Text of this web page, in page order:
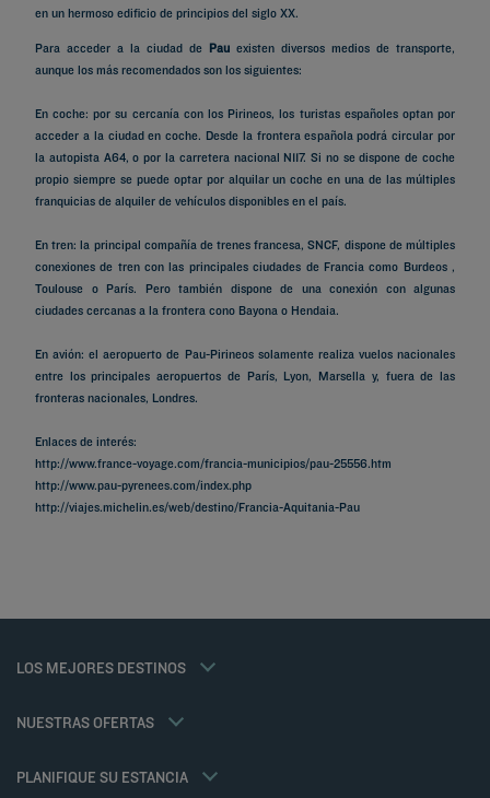
en un hermoso edificio de principios del siglo XX.
Para acceder a la ciudad de Pau existen diversos medios de transporte,
aunque los más recomendados son los siguientes:
En coche: por su cercanía con los Pirineos, los turistas españoles optan por
acceder a la ciudad en coche. Desde la frontera española podrá circular por
la autopista A64, o por la carretera nacional N117. Si no se dispone de coche
propio siempre se puede optar por alquilar un coche en una de las múltiples
franquicias de alquiler de vehículos disponibles en el país.
En tren: la principal compañía de trenes francesa, SNCF, dispone de múltiples
conexiones de tren con las principales ciudades de Francia como Burdeos ,
Toulouse o París. Pero también dispone de una conexión con algunas
ciudades cercanas a la frontera cono Bayona o Hendaia.
En avión: el aeropuerto de Pau-Pirineos solamente realiza vuelos nacionales
entre los principales aeropuertos de París, Lyon, Marsella y, fuera de las
fronteras nacionales, Londres.
Enlaces de interés:
http://www.france-voyage.com/francia-municipios/pau-25556.htm
http://www.pau-pyrenees.com/index.php
http://viajes.michelin.es/web/destino/Francia-Aquitania-Pau
LOS MEJORES DESTINOS
Hoteles en Paris
Hoteles en Marsella
NUESTRAS OFERTAS
Tarifa del miembro
PLANIFIQUE SU ESTANCIA
Avisos legales
Política de cookies
Términos y Condiciones de Uso